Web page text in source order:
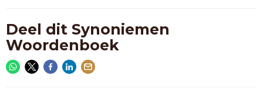
Deel dit Synoniemen
Woordenboek